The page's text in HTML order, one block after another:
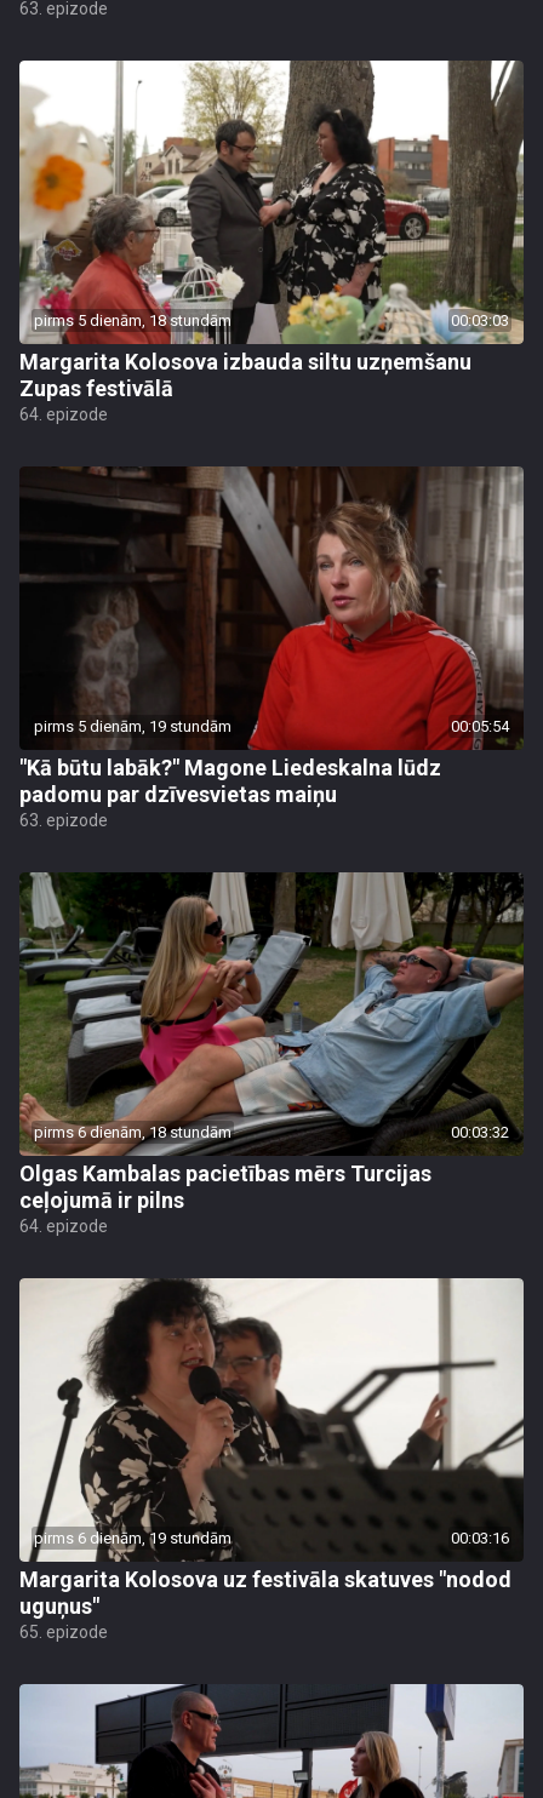
63. epizode
pirms 5 dienām, 18 stundām 00:03:03
Margarita Kolosova izbauda siltu uzņemšanu
Zupas festivālā
64. epizode
pirms 5 dienām, 19 stundām 00:05:54
"Kā būtu labāk?" Magone Liedeskalna lūdz
padomu par dzīvesvietas maiņu
63. epizode
pirms 6 dienām, 18 stundām 00:03:32
Olgas Kambalas pacietības mērs Turcijas
ceļojumā ir pilns
64. epizode
pirms 6 dienām, 19 stundām 00:03:16
Margarita Kolosova uz festivāla skatuves "nodod
uguņus"
65. epizode